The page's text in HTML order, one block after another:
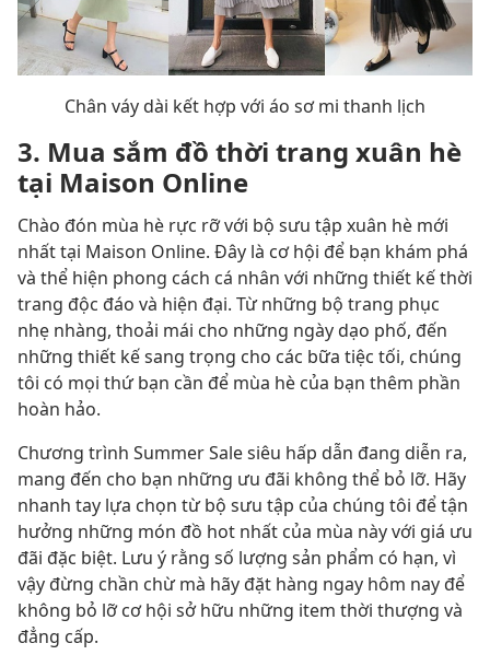
Chân váy dài kết hợp với áo sơ mi thanh lịch
3. Mua sắm đồ thời trang xuân hè
tại Maison Online
Chào đón mùa hè rực rỡ với bộ sưu tập xuân hè mới
nhất tại Maison Online. Đây là cơ hội để bạn khám phá
và thể hiện phong cách cá nhân với những thiết kế thời
trang độc đáo và hiện đại. Từ những bộ trang phục
nhẹ nhàng, thoải mái cho những ngày dạo phố, đến
những thiết kế sang trọng cho các bữa tiệc tối, chúng
tôi có mọi thứ bạn cần để mùa hè của bạn thêm phần
hoàn hảo.
Chương trình Summer Sale siêu hấp dẫn đang diễn ra,
mang đến cho bạn những ưu đãi không thể bỏ lỡ. Hãy
nhanh tay lựa chọn từ bộ sưu tập của chúng tôi để tận
hưởng những món đồ hot nhất của mùa này với giá ưu
đãi đặc biệt. Lưu ý rằng số lượng sản phẩm có hạn, vì
vậy đừng chần chừ mà hãy đặt hàng ngay hôm nay để
không bỏ lỡ cơ hội sở hữu những item thời thượng và
đẳng cấp.